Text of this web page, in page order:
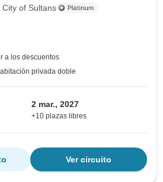
City of Sultans
a los descuentos
privada doble
2 mar., 2027
+10 plazas libres
Ver circuito